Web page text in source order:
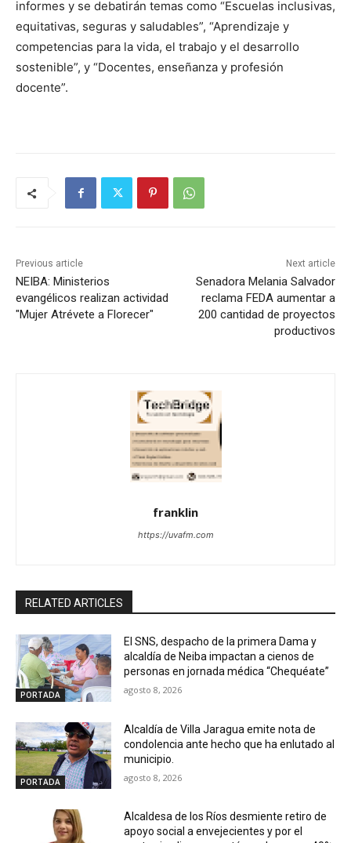
informes y se debatirán temas como “Escuelas inclusivas,
equitativas, seguras y saludables”, “Aprendizaje y
competencias para la vida, el trabajo y el desarrollo
sostenible”, y “Docentes, enseñanza y profesión
docente”.
Previous article
NEIBA: Ministerios
evangélicos realizan actividad
"Mujer Atrévete a Florecer"
Next article
Senadora Melania Salvador
reclama FEDA aumentar a
200 cantidad de proyectos
productivos
franklin
https://uvafm.com
RELATED ARTICLES
PORTADA
El SNS, despacho de la primera Dama y
alcaldía de Neiba impactan a cienos de
personas en jornada médica “Chequéate”
agosto 8, 2026
PORTADA
Alcaldía de Villa Jaragua emite nota de
condolencia ante hecho que ha enlutado al
municipio.
agosto 8, 2026
Alcaldesa de los Ríos desmiente retiro de
apoyo social a envejecientes y por el